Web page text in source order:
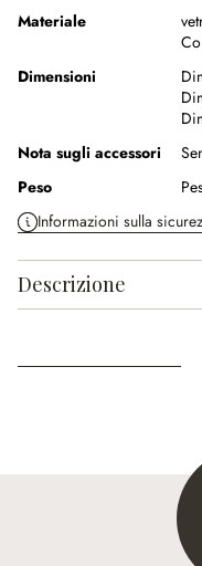
Materiale
Dimensioni
Nota sugli accessori
Peso
Informazioni sulla
Descrizione